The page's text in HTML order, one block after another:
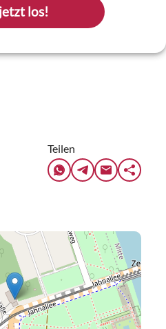
los!
Teilen